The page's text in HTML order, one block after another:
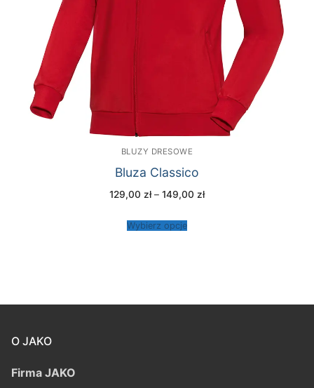
BLUZY DRESOWE
Bluza Classico
129,00 zł – 149,00 złZakres
Wybierz opcje
O JAKO
Firma JAKO